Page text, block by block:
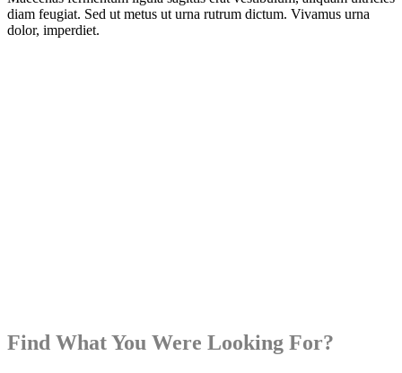
diam feugiat. Sed ut metus ut urna rutrum dictum. Vivamus urna
dolor, imperdiet.
Find What You Were Looking For?